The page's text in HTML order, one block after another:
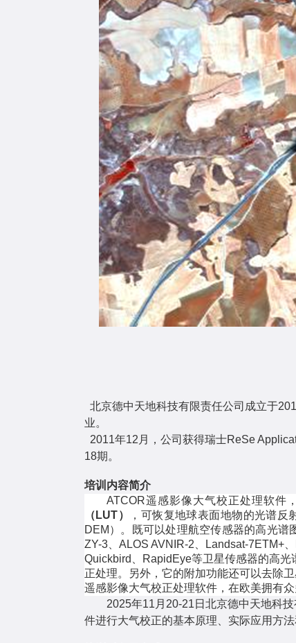
北京德中天地科技有限责任公司成立于
业。
2011年12 月，公司获得瑞士ReSe
18期。
培训内容简介
ATCOR遥感影像大气校正处理软件
（LUT）
，可恢复地球表面地物的光谱
DEM）。既可以处理航空传感器的高光谱
ZY-3、ALOS AVNIR-2、Landsat-7ETM+
Quickbird、RapidEye等卫星传感器的高
正处理。另外，它的附加功能还可以去除
遥感影像大气校正处理软件，在欧美拥有众
2025年11 月 20-21 日北京德中天地科
件进行大气校正的基本原理、实际应用方法